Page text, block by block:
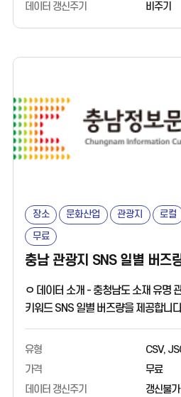
지역문화 관광자원을 살펴볼 수 있습니다. ㅇ 활용분야 - 지
이야기가 있는 관광지 및 관광상품 개발 - 문화 콘텐츠 및 아카
데이터랩(https://
데이터 갱신주기
비주기
장소 문화산업 관광지 로컬
무료
충남 관광지 SNS 일별 버즈
ㅇ 데이터 소개 - 충청남도 소재 유명
키워드 SNS 일별 버즈량을 제공합니다. ㅇ 활용 분야 - 관
유형
CSV,
가격
무료
데이터 갱신주기
갱신불가